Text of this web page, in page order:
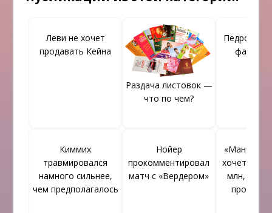
Леви не хочет
продавать Кейна
Раздача листовок —
что по чем?
Педро
Киммих
травмировался
намного сильнее,
чем предполагалось
Нойер
прокомментировал
матч с «Вердером»
хочет за
млн,